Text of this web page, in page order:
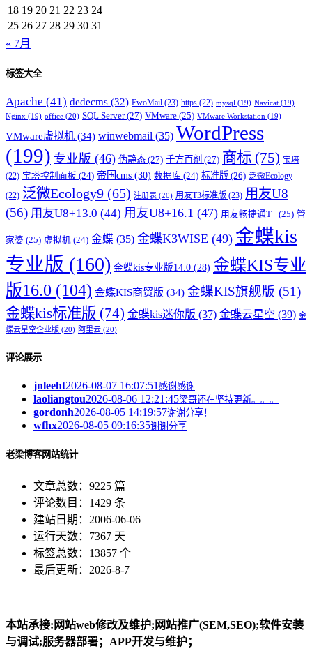
18 19 20 21 22 23 24
25 26 27 28 29 30 31
« 7月
标签大全
Apache (41) dedecms (32) EwoMail (23) https (22) mysql (19) Navicat (19)
Nginx (19) office (20) SQL Server(27) VMware (25) VMware Workstation (19)
VMware虚拟机 (34) winwebmail (35) WordPress
(199) 专业版 (46) 伪静态 (27) 千方百剂 (27) 商标 (75) 宝塔
(22) 宝塔控制面板 (24) 帝国cms (30) 数据库 (24) 标准版 (26) 泛微Ecology
(22) 泛微Ecology9 (65) 注册表 (20) 用友T3标准版 (23) 用友U8
(56) 用友U8+13.0 (44) 用友U8+16.1 (47) 用友畅捷通T+ (25) 管
家婆 (25) 虚拟机 (24) 金蝶 (35) 金蝶K3WISE (49) 金蝶kis
专业版 (160) 金蝶kis专业版14.0 (28) 金蝶KIS专业
版16.0 (104) 金蝶KIS商贸版 (34) 金蝶KIS旗舰版 (51)
金蝶kis标准版 (74) 金蝶kis迷你版 (37) 金蝶云星空 (39) 金
蝶云星空企业版 (20) 阿里云 (20)
评论展示
jnleeht2026-08-07 16:07:51 感谢感谢
laoliangtou2026-08-06 12:21:45梁哥还在坚持更新。。。
gordonh2026-08-05 14:19:57谢谢分享！
wfhx2026-08-05 09:16:35谢谢分享
老梁博客网站统计
文章总数：9225 篇
评论数目：1429 条
建站日期：2006-06-06
运行天数：7367 天
标签总数：13857 个
最后更新：2026-8-7
本站承接:网站web修改及维护;网站推广(SEM,SEO);软件安装
与调试;服务器部署；APP开发与维护；